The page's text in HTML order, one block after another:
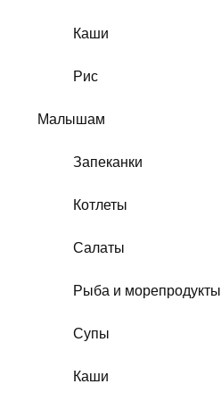
Каши
Рис
Малышам
Запеканки
Котлеты
Салаты
Рыба и морепродукты
Супы
Каши